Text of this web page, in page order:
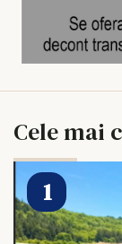
Cele mai